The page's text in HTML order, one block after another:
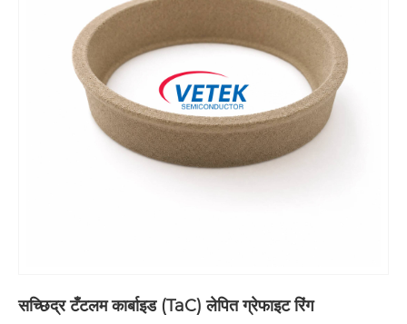
सच्छिद्र टँटलम कार्बाइड (TaC) लेपित ग्रेफाइट रिंग